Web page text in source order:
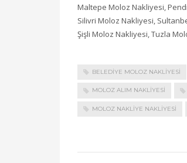
Maltepe Moloz Nakliyesi,
Silivri Moloz Nakliyesi,
Şişli Moloz Nakliyesi, Tuzla
BELEDIYE MOLOZ NAKLIYESI
MOLOZ ALIM NAKLIYESI
MOLOZ NAKLIYE NAKLIYESI